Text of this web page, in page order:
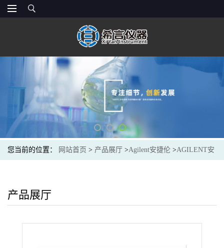
您当前的位置： 网站首页 > 产品展厅 >Agilent安捷伦 >AGILENT安
产品展厅